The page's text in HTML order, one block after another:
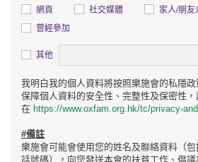
網頁 社交媒體
家人/朋友
曾經參加
其他
詳情
我明白我的個人資料將按照樂施會的私隱
保障個人資料的安全性、完整性及保密性
在 https://www.oxfam.org.hk/tc/privacy-
#備註
樂施會可能會使用您的姓名及聯絡資料（
話號碼），向您發送本會的扶貧工作、倡